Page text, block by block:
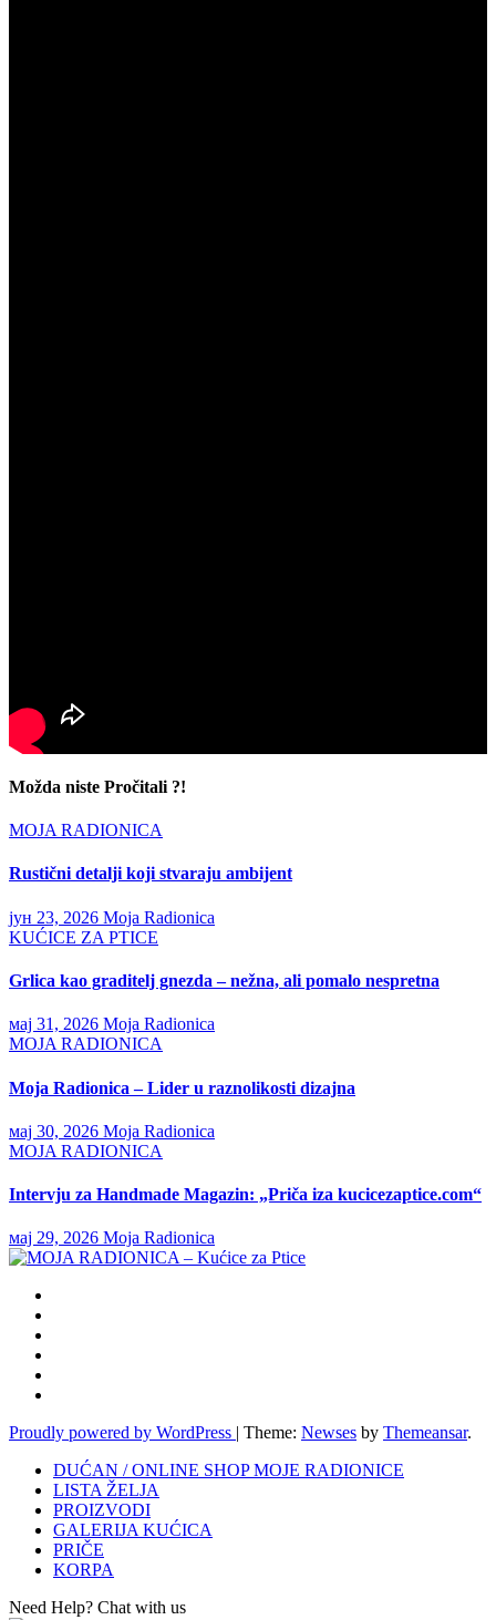
Možda niste Pročitali ?!
MOJA RADIONICA
Rustični detalji koji stvaraju ambijent
јун 23, 2026 Moja Radionica
KUĆICE ZA PTICE
Grlica kao graditelj gnezda – nežna, ali pomalo nespretna
мај 31, 2026 Moja Radionica
MOJA RADIONICA
Moja Radionica – Lider u raznolikosti dizajna
мај 30, 2026 Moja Radionica
MOJA RADIONICA
Intervju za Handmade Magazin: „Priča iza kucicezaptice.com“
мај 29, 2026 Moja Radionica
Proudly powered by WordPress | Theme: Newses by Themeansar.
DUĆAN / ONLINE SHOP MOJE RADIONICE
LISTA ŽELJA
PROIZVODI
GALERIJA KUĆICA
PRIČE
KORPA
Need Help? Chat with us